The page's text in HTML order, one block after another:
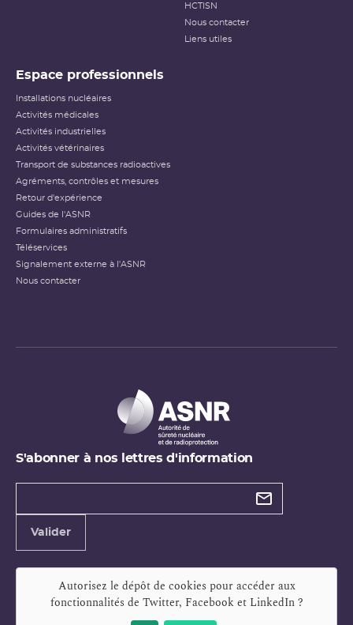
HCTISN
Nous contacter
Liens utiles
Espace professionnels
Installations nucléaires
Activités médicales
Activités industrielles
Activités vétérinaires
Transport de substances radioactives
Agréments, contrôles et mesures
Retour d'expérience
Guides de l'ASNR
Formulaires administratifs
Téléservices
Signalement externe à l'ASNR
Nous contacter
S'abonner à nos lettres d'information
Types de
Valider
Autorisez le dépôt de cookies pour accéder aux
fonctionnalités de Twitter, Facebook et LinkedIn?